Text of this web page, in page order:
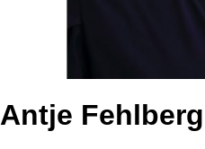
Antje Fehlberg